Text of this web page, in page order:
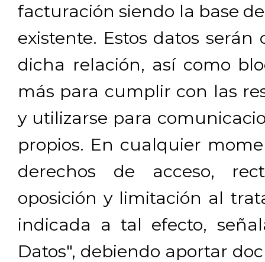
facturación siendo la base
existente. Estos datos
dicha relación, así como
más para cumplir con las
y utilizarse para
propios. En cualquier
derechos de acceso,
oposición y limitación al
indicada a tal efecto,
Datos", debiendo aportar